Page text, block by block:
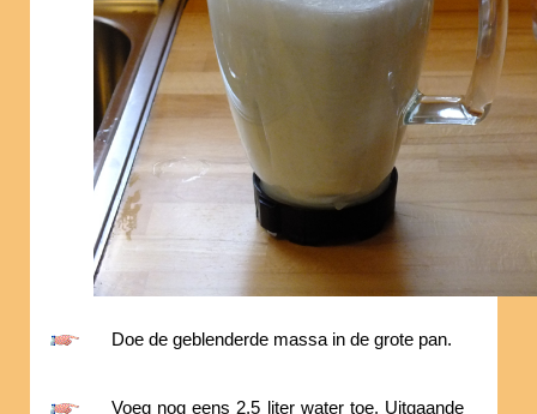
Doe de geblenderde massa in de grote pan.
Voeg nog eens 2,5 liter water toe. Uitgaande